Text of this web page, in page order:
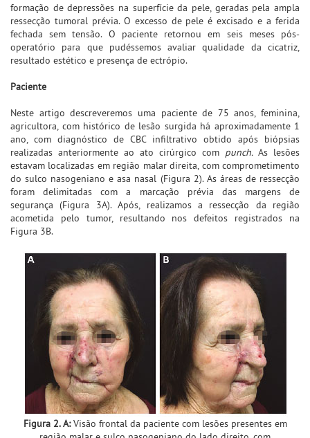
formação de depressões na superfície da pele, geradas pela ampla
ressecção tumoral prévia. O excesso de pele é excisado e a ferida
fechada sem tensão. O paciente retornou em seis meses pós-
operatório para que pudéssemos avaliar qualidade da cicatriz,
resultado estético e presença de ectrópio.
Paciente
Neste artigo descreveremos uma paciente de 75 anos, feminina,
agricultora, com histórico de lesão surgida há aproximadamente 1
ano, com diagnóstico de CBC infiltrativo obtido após biópsias
realizadas anteriormente ao ato cirúrgico com punch. As lesões
estavam localizadas em região malar direita, com comprometimento
do sulco nasogeniano e asa nasal (Figura 2). As áreas de ressecção
foram delimitadas com a marcação prévia das margens de
segurança (Figura 3A). Após, realizamos a ressecção da região
acometida pelo tumor, resultando nos defeitos registrados na
Figura 3B.
Figura 2. A:Visão frontal da paciente com lesões presentes em